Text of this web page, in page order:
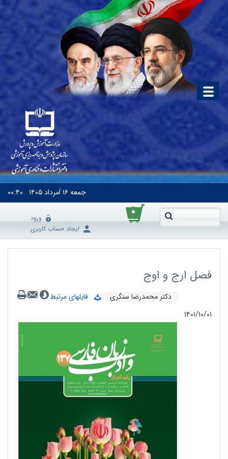
جمعه۱۶ اَمرداد ۱۴۰۵ ۰۰:۴۰
۰
ورود
ایجاد حساب کاربری
فصل ارج و اوج
دکتر محمدرضا سنگری
فایلهای مرتبط
۱۴۰۱/۱۰/۰۱